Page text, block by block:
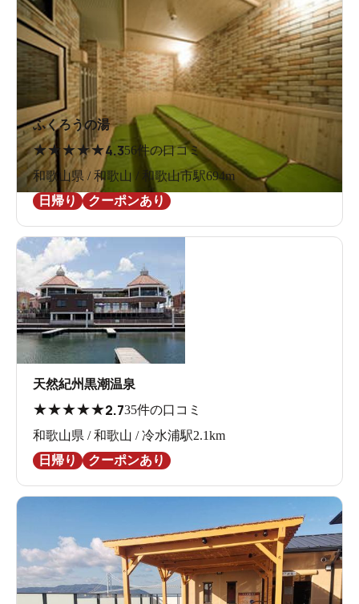
ふくろうの湯
★★★★★4.356件の口コミ
和歌山県 / 和歌山 / 和歌山市駅694m
日帰り
クーポンあり
天然紀州黒潮温泉
★★★★★2.735件の口コミ
和歌山県 / 和歌山 / 冷水浦駅2.1km
日帰り
クーポンあり